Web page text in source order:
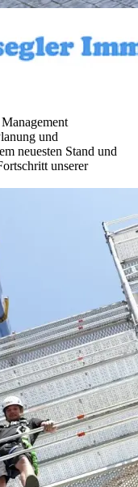
und
neuesten Stand und
unserer